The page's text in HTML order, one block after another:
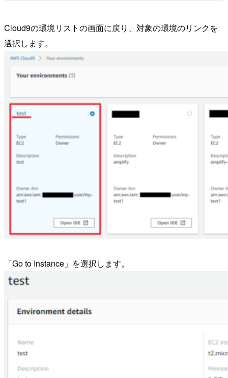
Cloud9の環境リストの画面に戻り、対象の環境のリンクを
選択します。
「Go to Instance」を選択します。